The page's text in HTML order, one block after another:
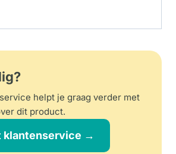
helpt je graag verder met
dit product.
klantenservice →